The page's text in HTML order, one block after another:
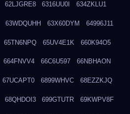
62LJGRE8 6316UU0I 634ZKLU1
63WDQUHH 63X60DYM 64996J11
65TN6NPQ 65UV4E1K 660K94O5
664FNVV4 66C6U597 66NBHAON
67UCAPT0 6899WHVC 68EZZKJQ
68QHDOI3 699GTUTR 69KWPV8F